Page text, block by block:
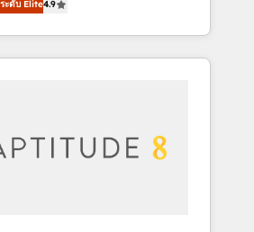
organisation. Pour toute
ou besoin de
votre projet HubSpot,
l'intégration CRM et le
des revenus auprès de vos
et à
florissantes. Nos 3
➤ L’intégration de
ะดับ Elite4.9